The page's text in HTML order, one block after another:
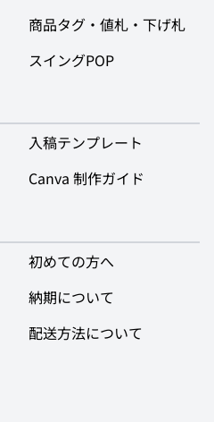
商品タグ・値札・下げ札
スイングPOP
入稿テンプレート
Canva 制作ガイド
初めての方へ
納期について
配送方法について